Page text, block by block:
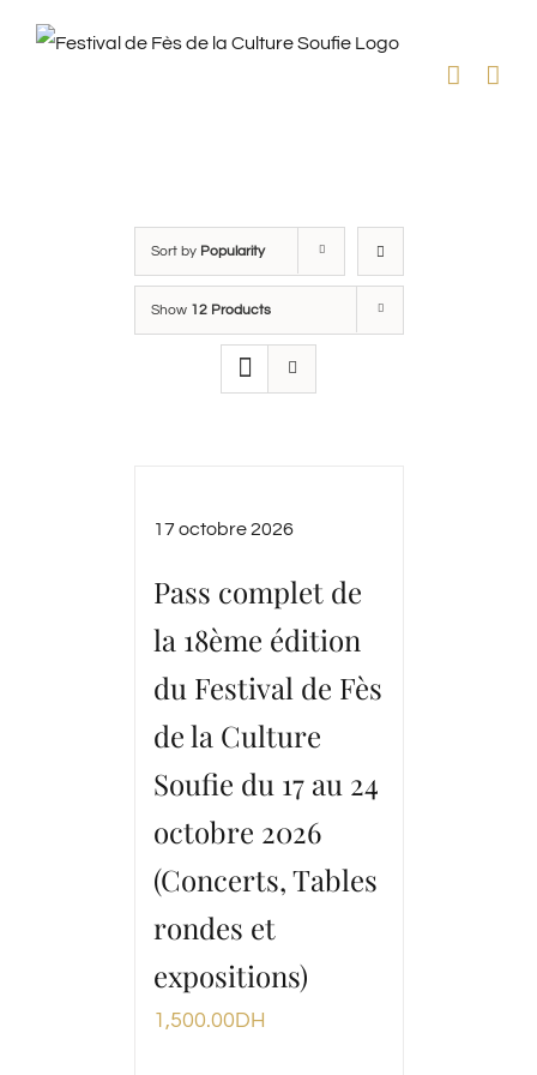
Sort by Popularity
Show 12 Products
17 octobre 2026
Pass complet de
la 18ème édition
du Festival de Fès
de la Culture
Soufie du 17 au 24
octobre 2026
(Concerts, Tables
rondes et
expositions)
1,500.00DH